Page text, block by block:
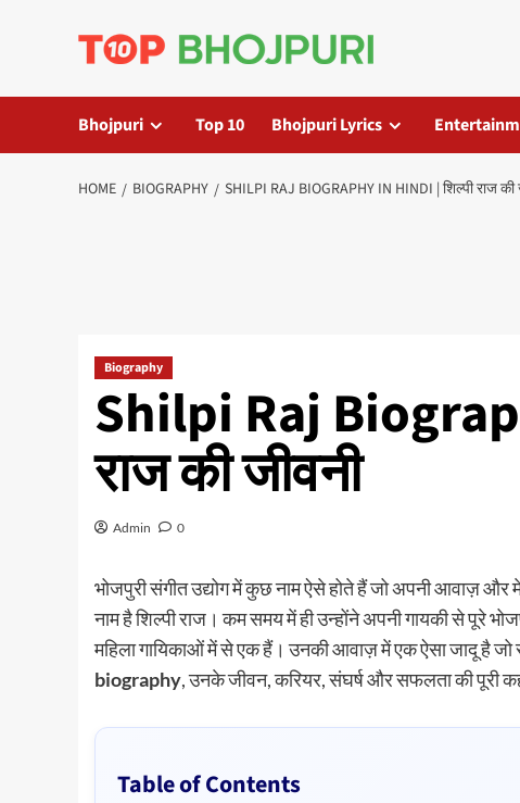
Bhojpuri Top 10 Bhojpuri Lyrics
HOME BIOGRAPHY SHILPI RAJ BIOGRAPHY IN HINDI | शिल्पी राज की
Biography
Shilpi Raj
राज की जीवनी
Admin 0
भोजपुरी संगीत उद्योग में कुछ नाम ऐसे होते हैं जो अपनी आवाज़
नाम है शिल्पी राज। कम समय में ही उन्होंने अपनी गायकी से
महिला गायिकाओं में से एक हैं। उनकी आवाज़ में एक ऐसा जादू है
biography, उनके जीवन, करियर, संघर्ष और सफलता की पूरी
Table of Contents